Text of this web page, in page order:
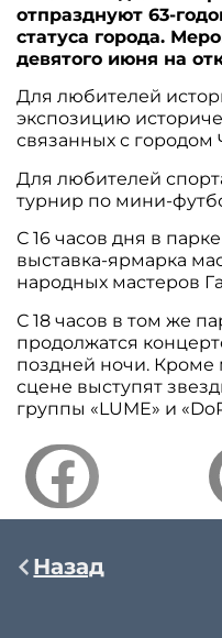
отпразднуют 63-
статуса города.
девятого июня на
Для любителей
экспозицию
связанных с городом
Для любителей
турнир по мини-
С 16 часов дня в
выставка-ярмарка
народных мастеров
С 18 часов в том же
продолжатся
поздней ночи. Кроме
сцене выступят
группы «LUME» и
Назад